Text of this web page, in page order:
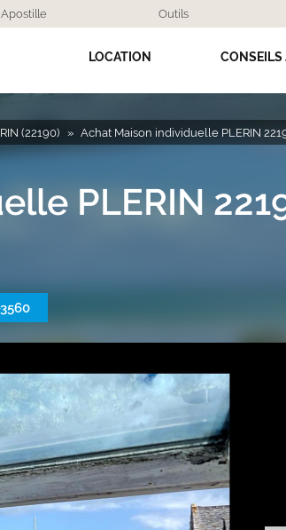
Apostille Outils
LOCATION CONSEILS
(22190) Achat Maison individuelle PLERIN
PLERIN